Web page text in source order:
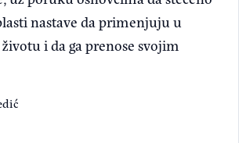
nastave da primenjuju u
i da ga prenose svojim